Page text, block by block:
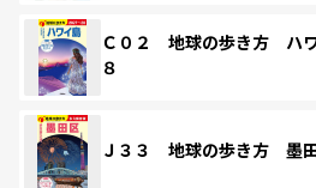
Ｃ０２ 地球の歩き方 ハ
８
Ｊ３３ 地球の歩き方 墨